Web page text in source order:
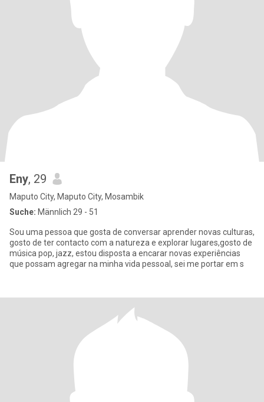
Eny, 29
Maputo City, Maputo City, Mosambik
Suche: Männlich 29 - 51
Sou uma pessoa que gosta de conversar aprender novas culturas,
gosto de ter contacto com a natureza e explorar lugares,gosto de
música pop, jazz, estou disposta a encarar novas experiências
que possam agregar na minha vida pessoal, sei me portar em s